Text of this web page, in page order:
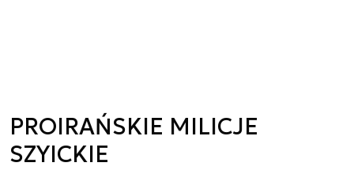
PROIRAŃSKIE MILICJE
SZYICKIE